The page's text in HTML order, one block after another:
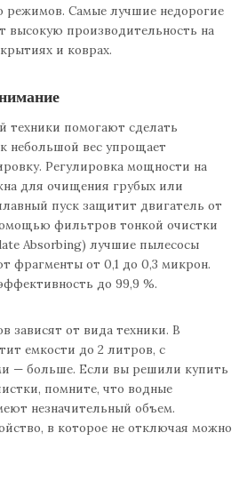
режимов. Самые лучшие недорогие
высокую производительность на
и коврах.
техники помогают сделать
небольшой вес упрощает
Регулировка мощности на
для очищения грубых или
пуск защитит двигатель от
фильтров тонкой очистки
Absorbing) лучшие пылесосы
фрагменты от 0,1 до 0,3 микрон.
до 99,9 %.
зависят от вида техники. В
емкости до 2 литров, с
— больше. Если вы решили купить
помните, что водные
незначительный объем.
в которое не отключая можно